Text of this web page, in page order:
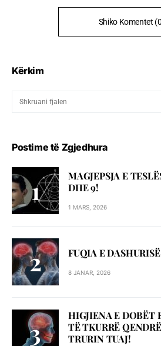
Shiko Komentet
Kërkim
Postime të Zgjedhura
MAGJEPSJA E
DHE 9!
1 MARS, 2026
FUQIA E
8 JANAR, 2026
HIGJIENA E DOBËT
TË TKURRË
TRURIN TUAJ!